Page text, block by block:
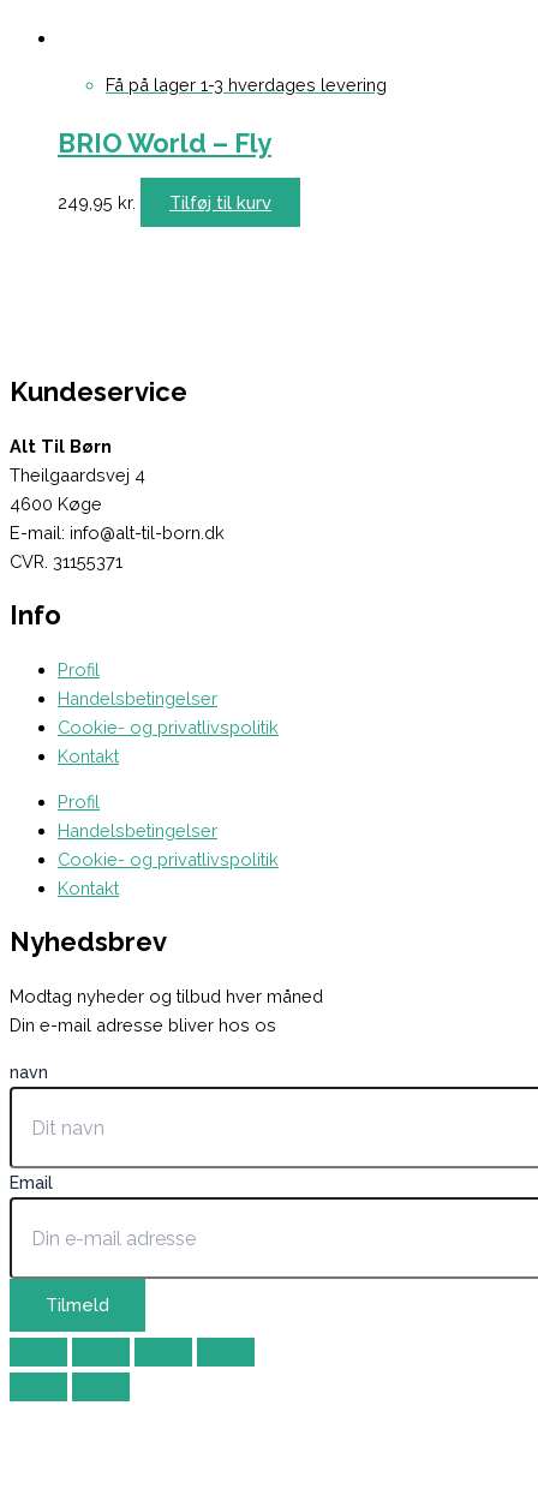
Få på lager 1-3 hverdages levering
BRIO World – Fly
249,95 kr. Tilføj til kurv
Kundeservice
Alt Til Børn
Theilgaardsvej 4
4600 Køge
E-mail: info@alt-til-born.dk
CVR. 31155371
Info
Profil
Handelsbetingelser
Cookie- og privatlivspolitik
Kontakt
Profil
Handelsbetingelser
Cookie- og privatlivspolitik
Kontakt
Nyhedsbrev
Modtag nyheder og tilbud hver måned
Din e-mail adresse bliver hos os
navn
Email
Tilmeld